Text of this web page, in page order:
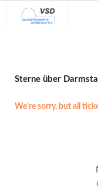
Sterne über
We're sorry, but all